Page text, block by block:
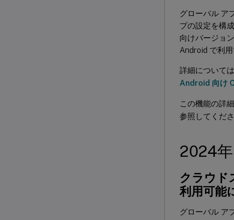
グローバル ア
プの設定を構
向けバージョ
Android で利用
詳細については
Android 向け
この機能の詳
参照してくださ
2024
クラウド
利用可能
グローバル ア